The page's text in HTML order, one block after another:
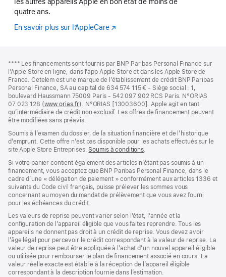
quatre ans.
En savoir plus sur l’AppleCare(s’ouvre
fenêtre)
de
page
de
bas
de
page
**** Les financements sont fournis par BNP Paribas Personal Finance sur
l’Apple Store en ligne, dans l’app Apple Store et dans les Apple Store de
France. Cetelem est une marque de l’établissement de crédit BNP Paribas
Personal Finance, SA au capital de 634 574 115 € - Siège social : 1,
boulevard Haussmann 75009 Paris - 542 097 902 RCS Paris. N°ORIAS
07 023 128 (www.orias.fr(s’ouvre
dans
une
fenêtre)
). N°ORIAS [13003600]. Apple agit en tant
qu’intermédiaire de crédit non exclusif. Les offres de financement peuvent
être modifiées sans préavis.
Soumis à l’examen du dossier, de la situation financière et de l’historique
d’emprunt. Cette offre n’est pas disponible pour les achats effectués sur le
site Apple Store Entreprises. Soumis à conditions(s’ouvre
une
nouvelle
fenêtre)
.
Si votre panier contient également des articles n’étant pas soumis à un
financement, vous acceptez que BNP Paribas Personal Finance, dans le
cadre d’une « délégation de paiement » conformément aux articles 1336 et
suivants du Code civil français, puisse prélever les sommes vous
concernant au moyen du mandat de prélèvement que vous avez fourni
pour les échéances du crédit.
Les valeurs de reprise peuvent varier selon l’état, l’année et la
configuration de l’appareil éligible que vous faites reprendre. Tous les
appareils ne donnent pas droit à un crédit de reprise. Vous devez avoir
l’âge légal pour percevoir le crédit correspondant à la valeur de reprise. La
valeur de reprise peut être appliquée à l’achat d’un nouvel appareil éligible
ou utilisée pour rembourser le plan de financement associé en cours. La
valeur réelle exacte est établie à la réception de l’appareil éligible
correspondant à la description fournie dans l’estimation.